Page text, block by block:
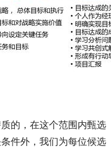
的，在这个范围内甄选
件外，我们为每位候选